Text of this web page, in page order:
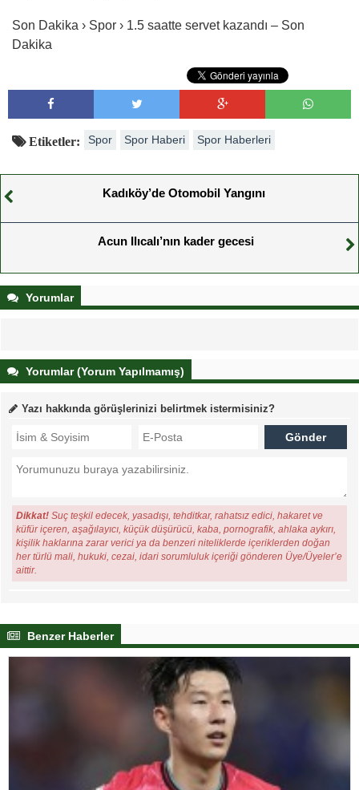
Son Dakika › Spor › 1.5 saatte servet kazandı – Son
Dakika
Etiketler: Spor Spor Haberi Spor Haberleri
Kadıköy’de Otomobil Yangını
Acun Ilıcalı’nın kader gecesi
Yorumlar
Yorumlar (Yorum Yapılmamış)
Yazı hakkında görüşlerinizi belirtmek istermisiniz?
Dikkat! Suç teşkil edecek, yasadışı, tehditkar, rahatsız edici, hakaret ve
küfür içeren, aşağılayıcı, küçük düşürücü, kaba, pornografik, ahlaka aykırı,
kişilik haklarına zarar verici ya da benzeri niteliklerde içeriklerden doğan
her türlü mali, hukuki, cezai, idari sorumluluk içeriği gönderen Üye/Üyeler’e
aittir.
Benzer Haberler